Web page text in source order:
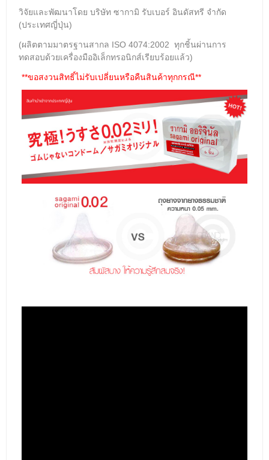
วิจัยและพัฒนาโดย บริษัท ซากามิ รับเบอร์ อินดัสทรี จำกัด
(ประเทศญี่ปุ่น)
(ผลิตตามมาตรฐานสากล ISO 4074:2002 ทุกชิ้นผ่านการ
ทดสอบด้วยเครื่องมืออิเล็กทรอนิกส์เรียบร้อยแล้ว)
**ขอสงวนสิทธิ์ไม่รับเปลี่ยนหรือคืนสินค้าทุกกรณี**